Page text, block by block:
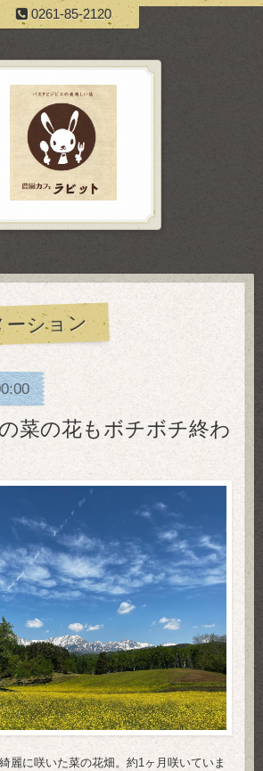
0261-85-2120
ション
菜の花もボチボチ終わ
麗に咲いた菜の花畑。約1ヶ月咲いていま